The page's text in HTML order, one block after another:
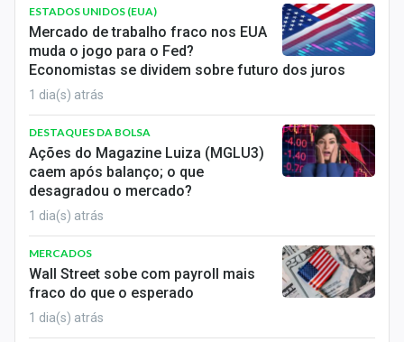
ESTADOS UNIDOS (EUA)
Mercado de trabalho fraco nos EUA
muda o jogo para o Fed?
Economistas se dividem sobre futuro dos juros
1 dia(s) atrás
DESTAQUES DA BOLSA
Ações do Magazine Luiza (MGLU3)
caem após balanço; o que
desagradou o mercado?
1 dia(s) atrás
MERCADOS
Wall Street sobe com payroll mais
fraco do que o esperado
1 dia(s) atrás